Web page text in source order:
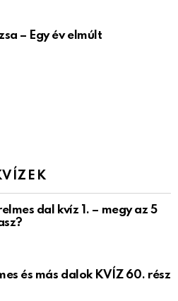
– Egy év elmúlt
dal kvíz 1. – megy az 5
és más dalok KVÍZ 60. rész